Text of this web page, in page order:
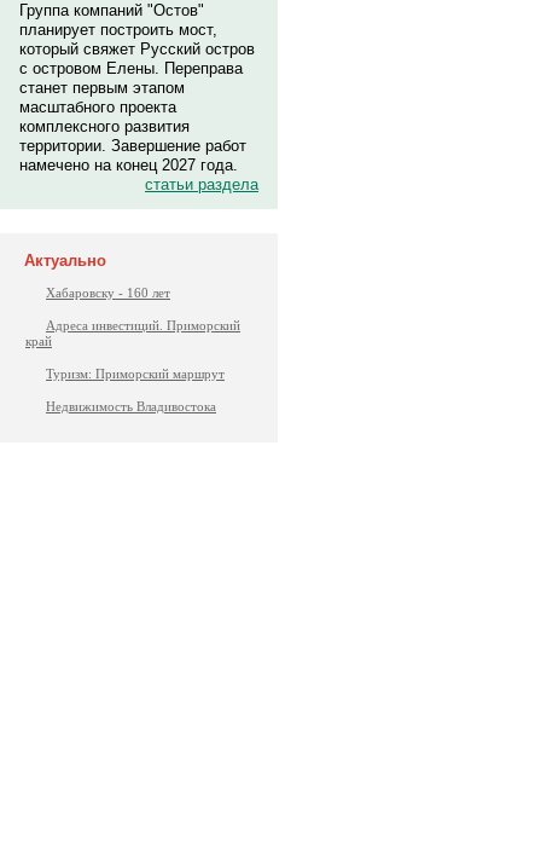
Группа компаний "Остов"
планирует построить мост,
который свяжет Русский остров
с островом Елены. Переправа
станет первым этапом
масштабного проекта
комплексного развития
территории. Завершение работ
намечено на конец 2027 года.
статьи раздела
Актуально
Хабаровску - 160 лет
Адреса инвестиций. Приморский
край
Туризм: Приморский маршрут
Недвижимость Владивостока